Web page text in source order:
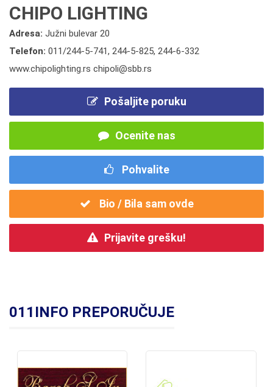
CHIPO LIGHTING
Adresa: Južni bulevar 20
Telefon: 011/244-5-741, 244-5-825, 244-6-332
www.chipolighting.rs chipoli@sbb.rs
Pošaljite poruku
Ocenite nas
Pohvalite
Bio / Bila sam ovde
Prijavite grešku!
011INFO PREPORUČUJE